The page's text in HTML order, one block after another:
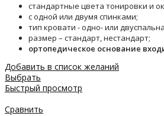
стандартные цвета тонировки и
с одной или двумя спинками;
тип кровати - одно- или
размер – стандарт, нестандарт;
ортопедическое основание
Добавить в список желаний
Выбрать
Быстрый просмотр
Сравнить